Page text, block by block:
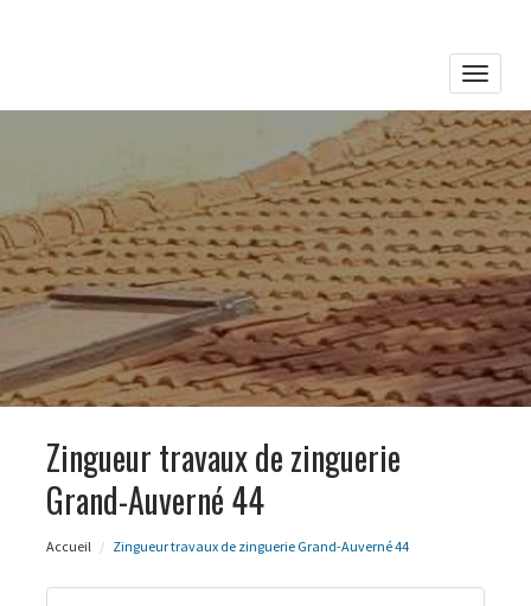
Toggle
Zingueur travaux de zinguerie
Grand-Auverné 44
Accueil Zingueur travaux de zinguerie Grand-Auverné 44